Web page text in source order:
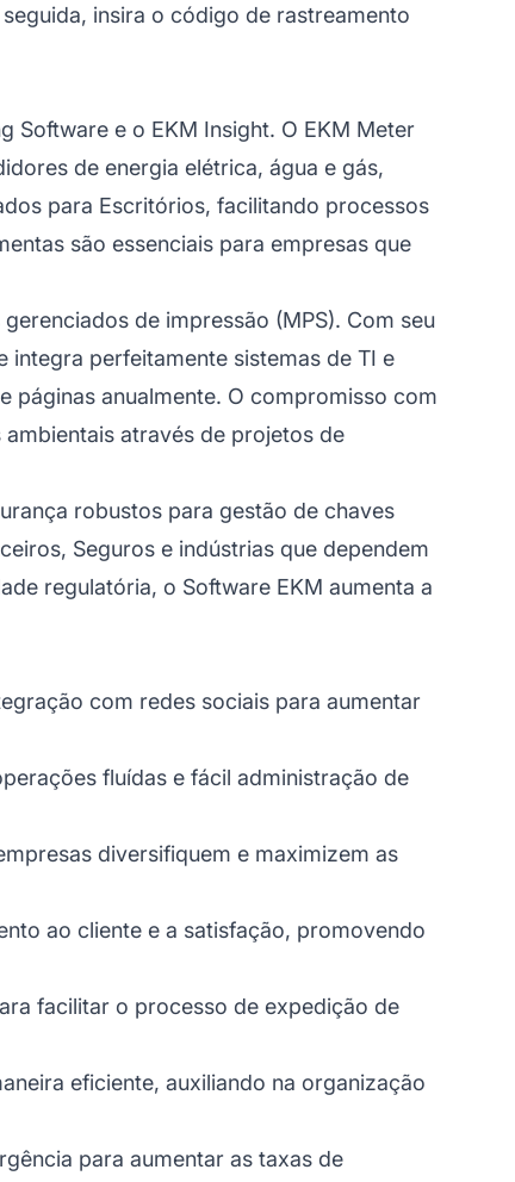
insira o código de rastreamento
Software e o EKM Insight. O EKM Meter
de energia elétrica, água e gás,
para Escritórios, facilitando processos
são essenciais para empresas que
de impressão (MPS). Com seu
integra perfeitamente sistemas de TI e
páginas anualmente. O compromisso com
através de projetos de
robustos para gestão de chaves
Seguros e indústrias que dependem
regulatória, o Software EKM aumenta a
com redes sociais para aumentar
fluídas e fácil administração de
diversifiquem e maximizem as
ao cliente e a satisfação, promovendo
facilitar o processo de expedição de
eficiente, auxiliando na organização
para aumentar as taxas de